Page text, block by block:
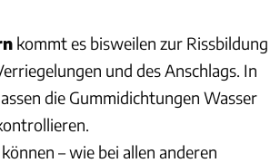
kommt es bisweilen zur Rissbildung
und des Anschlags. In
die Gummidichtungen Wasser
können – wie bei allen anderen